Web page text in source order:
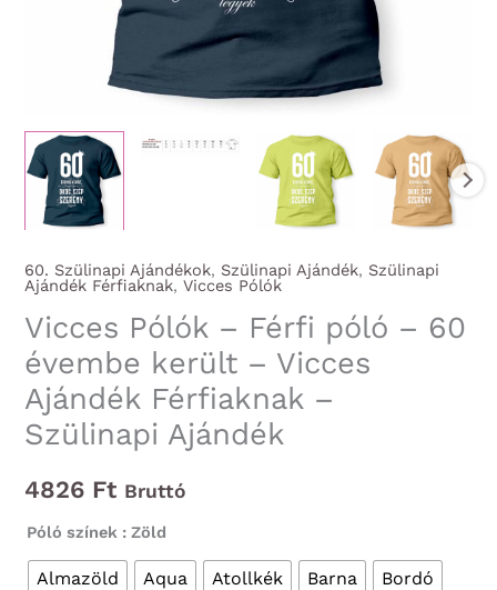
60. Szülinapi Ajándékok, Szülinapi Ajándék, Szülinapi
Ajándék Férfiaknak,Vicces Pólók
Vicces Pólók – Férfi póló – 60
évembe került – Vicces
Ajándék Férfiaknak –
Szülinapi Ajándék
4826 Ft Bruttó
Póló színek : Zöld
Almazöld Aqua Atollkék Barna
Bordó